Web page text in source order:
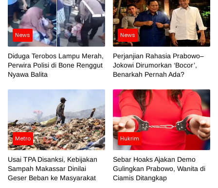
News
Diduga Terobos Lampu Merah,
Perwira Polisi di Bone Renggut
Nyawa Balita
News
Perjanjian Rahasia Prabowo–
Jokowi Dirumorkan ‘Bocor’,
Benarkah Pernah Ada?
Metro
Usai TPA Disanksi, Kebijakan
Sampah Makassar Dinilai
Geser Beban ke Masyarakat
Hukrim
Sebar Hoaks Ajakan Demo
Gulingkan Prabowo, Wanita di
Ciamis Ditangkap